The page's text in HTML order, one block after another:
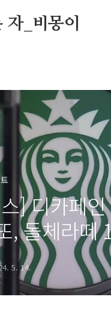
_비몽이
] 디카페
, 돌체라떼
심 후기, 카
에스프레
5. 14.